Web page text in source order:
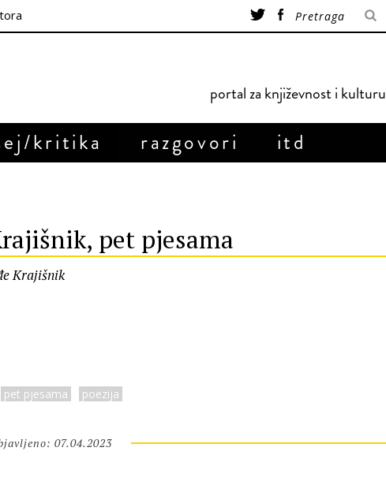
portal za književnost i kulturu
kritika razgovori itd
pet pjesama
Krajišnik
pet pjesama poezija
07.04.2023